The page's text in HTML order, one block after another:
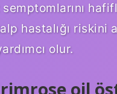
hastalığı riskini
olur.
oil